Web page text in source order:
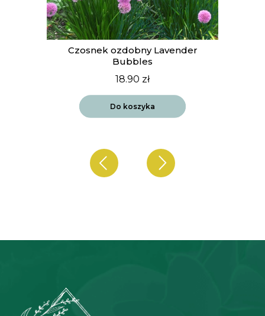
Czosnek ozdobny Lavender
Bubbles
18.90 zł
Do koszyka